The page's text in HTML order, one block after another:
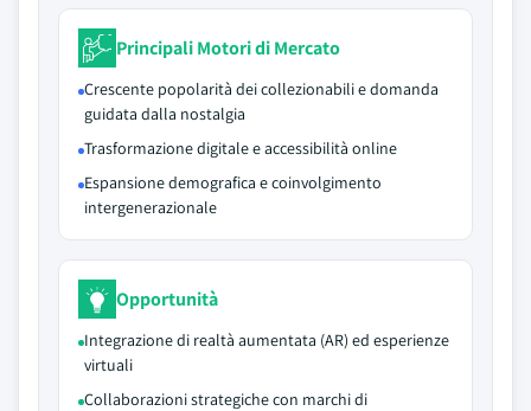
Principali Motori di Mercato
Crescente popolarità dei collezionabili e domanda
guidata dalla nostalgia
Trasformazione digitale e accessibilità online
Espansione demografica e coinvolgimento
intergenerazionale
Opportunità
Integrazione di realtà aumentata (AR) ed esperienze
virtuali
Collaborazioni strategiche con marchi di